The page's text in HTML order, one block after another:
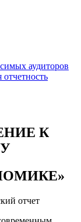
аудиторов
К
отчет